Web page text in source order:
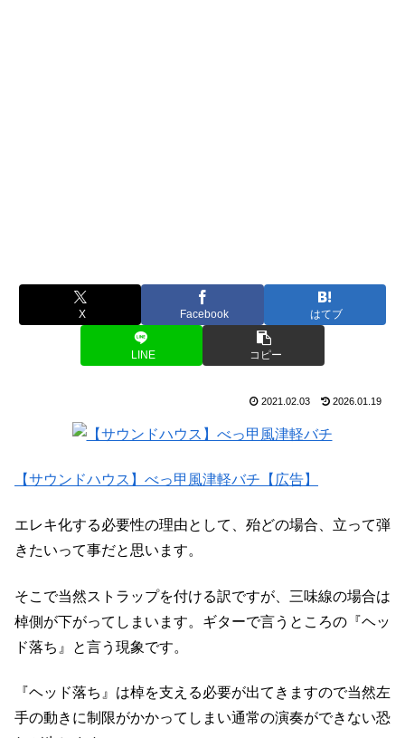
X Facebook はてブ
LINE コピー
2021.02.03 2026.01.19
【サウンドハウス】べっ甲風津軽バチ【広告】
エレキ化する必要性の理由として、殆どの場合、立って弾
きたいって事だと思います。
そこで当然ストラップを付ける訳ですが、三味線の場合は
棹側が下がってしまいます。ギターで言うところの『ヘッ
ド落ち』と言う現象です。
『ヘッド落ち』は棹を支える必要が出てきますので当然左
手の動きに制限がかかってしまい通常の演奏ができない恐